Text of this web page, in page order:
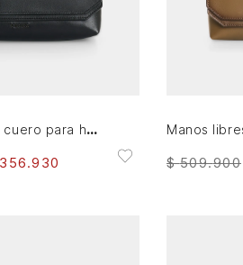
Manos libres en cuero para hombre Elba
356.930 $ 509.900